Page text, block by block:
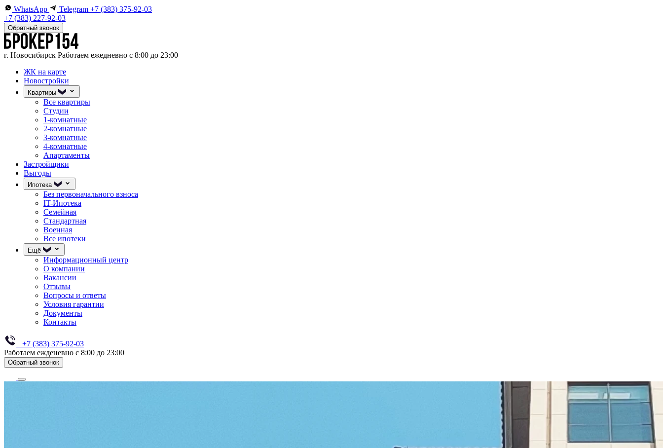
WhatsApp Telegram +7 (383) 375-92-03
+7 (383) 227-92-03
Обратный звонок
г. Новосибирск Работаем ежедневно с 8:00 до 23:00
ЖК на карте
Новостройки
Квартиры
Все квартиры
Студии
1-комнатные
2-комнатные
3-комнатные
4-комнатные
Апартаменты
Застройщики
Выгоды
Ипотека
Без первоначального взноса
IT-Ипотека
Семейная
Стандартная
Военная
Все ипотеки
Ещё
Информационный центр
О компании
Вакансии
Отзывы
Вопросы и ответы
Условия гарантии
Документы
Контакты
+7 (383) 375-92-03
Работаем ежденевно с 8:00 до 23:00
Обратный звонок